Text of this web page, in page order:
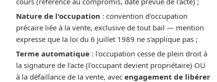
Nature de l'occupation : convention d'occupation
précaire liée à la vente, exclusive de tout bail — mention
expresse que la loi du 6 juillet 1989 ne s'applique pas ;
Terme automatique: l'occupation cesse de plein droit à
la signature de l'acte (l'occupant devient propriétaire) OU
à la défaillance de la vente, avec engagement de libérer